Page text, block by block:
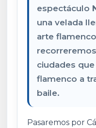
espectáculo
una velada
arte
ciudades
flamenco a
baile.
Pasaremos por